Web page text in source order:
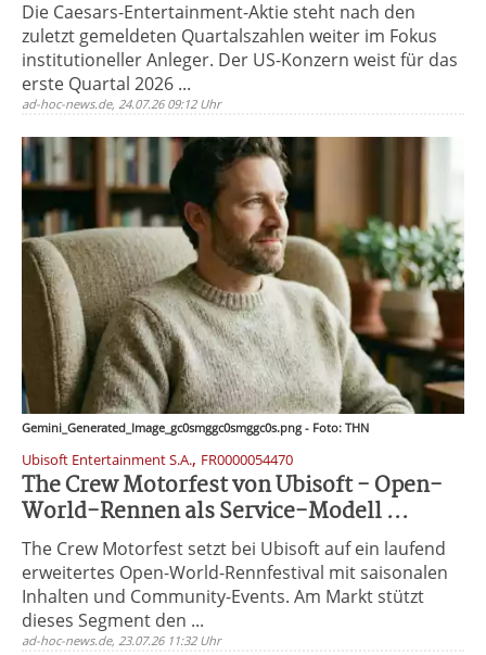
Die Caesars-Entertainment-Aktie steht nach den
zuletzt gemeldeten Quartalszahlen weiter im Fokus
institutioneller Anleger. Der US-Konzern weist für das
erste Quartal 2026 ...
ad-hoc-news.de, 24.07.26 09:12 Uhr
Gemini_Generated_Image_gc0smggc0smggc0s.png - Foto: THN
Ubisoft Entertainment S.A., FR0000054470
The Crew Motorfest von Ubisoft - Open-
World-Rennen als Service-Modell ...
The Crew Motorfest setzt bei Ubisoft auf ein laufend
erweitertes Open-World-Rennfestival mit saisonalen
Inhalten und Community-Events. Am Markt stützt
dieses Segment den ...
ad-hoc-news.de, 23.07.26 11:32 Uhr